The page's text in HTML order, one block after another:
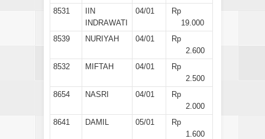
8531
IIN
INDRAWATI
04/01
Rp
19.000
8539
NURIYAH 04/01
Rp
2.600
8532
MIFTAH 04/01
Rp
2.500
8654
NASRI 04/01
Rp
2.000
8641
DAMIL 05/01
Rp
1.600